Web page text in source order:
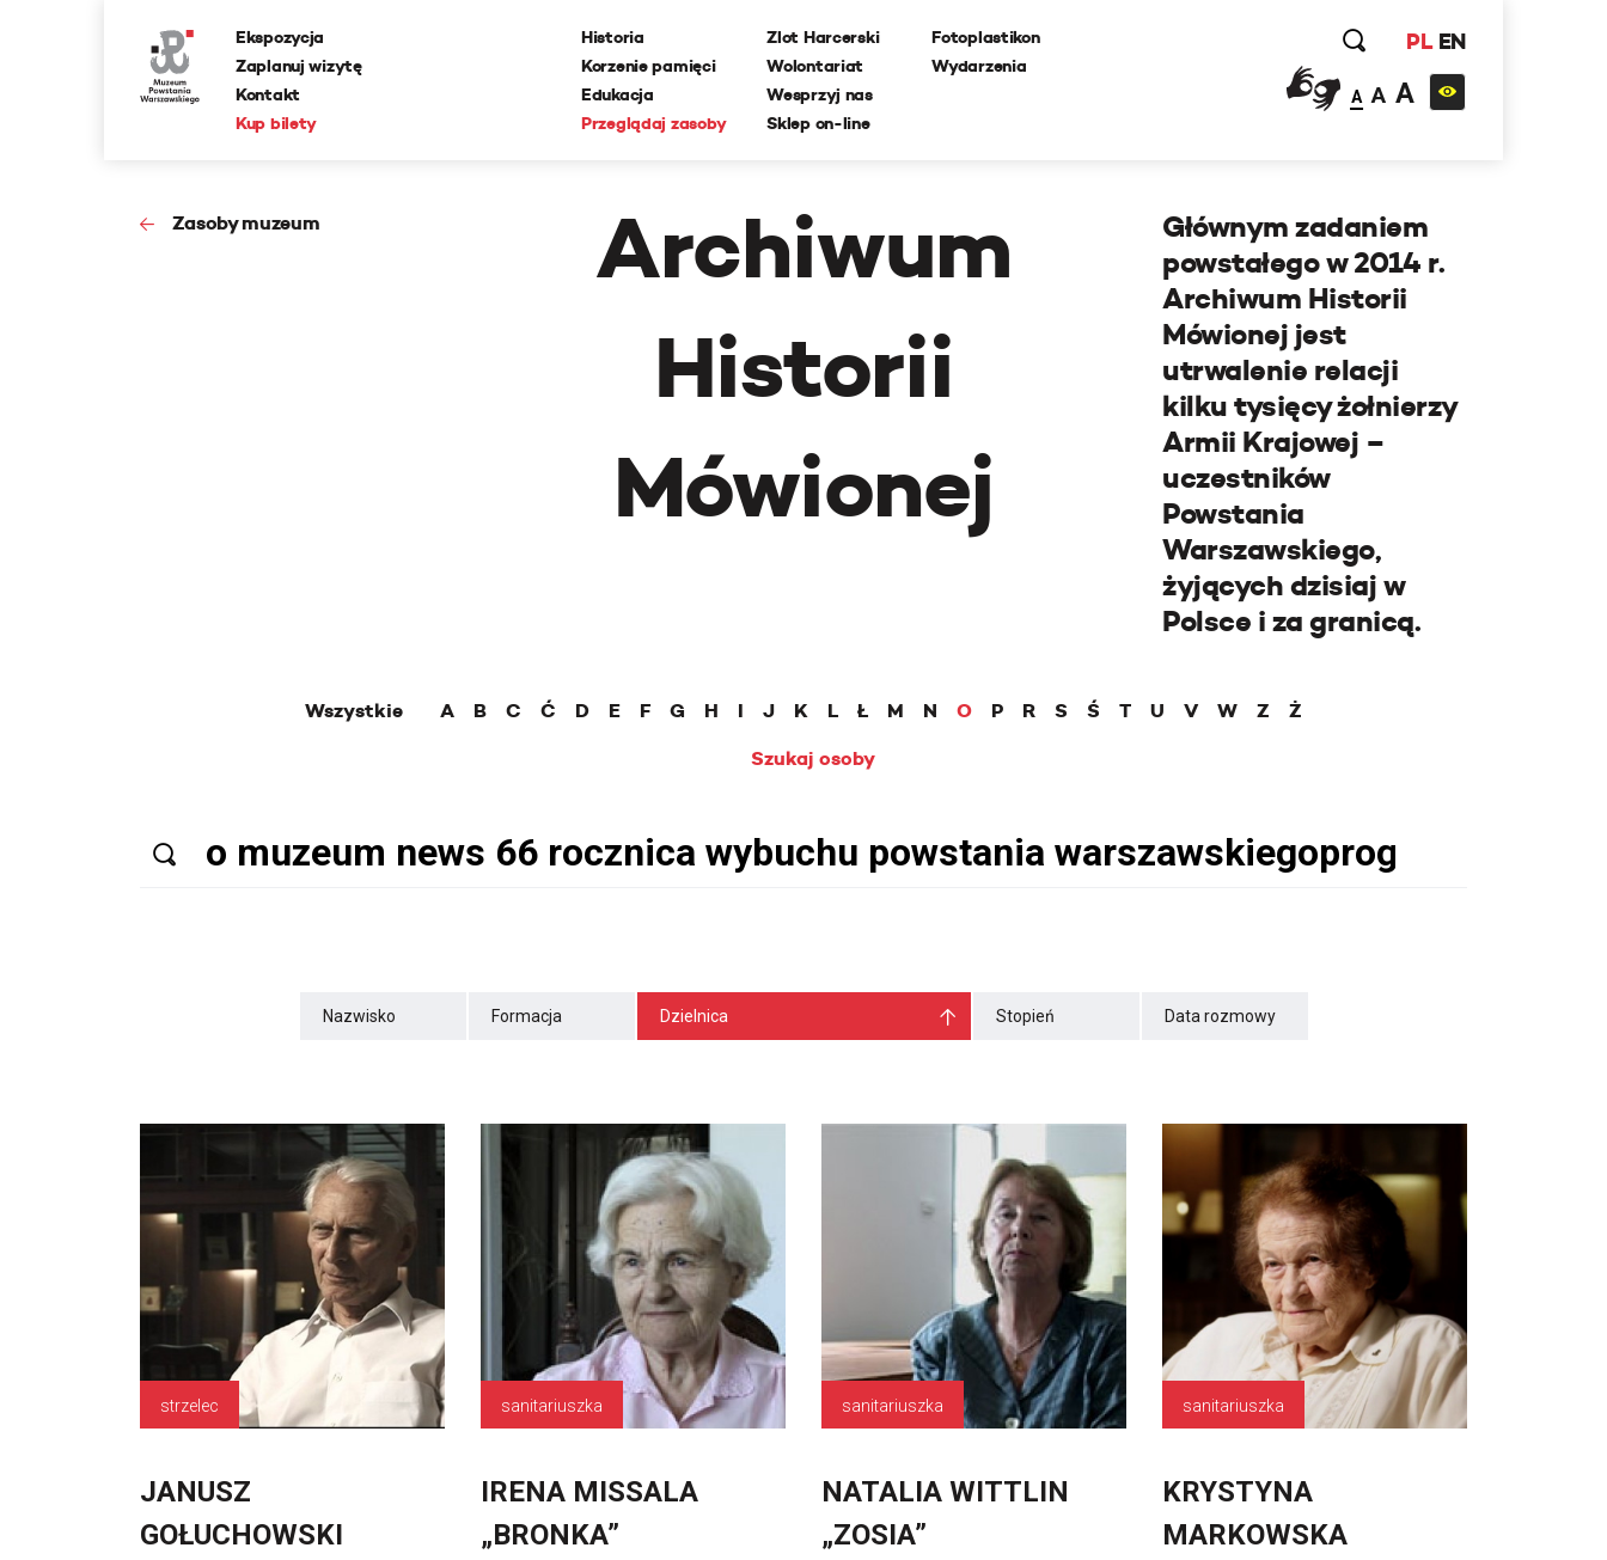
Ekspozycja
Zaplanuj wizytę
Kontakt
Kup bilety
Historia
Korzenie pamięci
Edukacja
Przeglądaj zasoby
Zlot Harcerski
Wolontariat
Wesprzyj nas
Sklep on-line
Fotoplastikon
Wydarzenia
PL EN
A A A
Zasoby muzeum
Archiwum
Historii
Mówionej
Głównym zadaniem
powstałego w 2014 r.
Archiwum Historii
Mówionej jest
utrwalenie relacji
kilku tysięcy żołnierzy
Armii Krajowej –
uczestników
Powstania
Warszawskiego,
żyjących dzisiaj w
Polsce i za granicą.
Wszystkie A B C Ć D E F G H I J K L Ł M N O P R S Ś T U V W Z
Ż
Szukaj osoby
Nazwisko Formacja Dzielnica Stopień Data rozmowy
strzelec
JANUSZ
GOŁUCHOWSKI
sanitariuszka
IRENA MISSALA
„BRONKA”
sanitariuszka
NATALIA WITTLIN
„ZOSIA”
sanitariuszka
KRYSTYNA
MARKOWSKA